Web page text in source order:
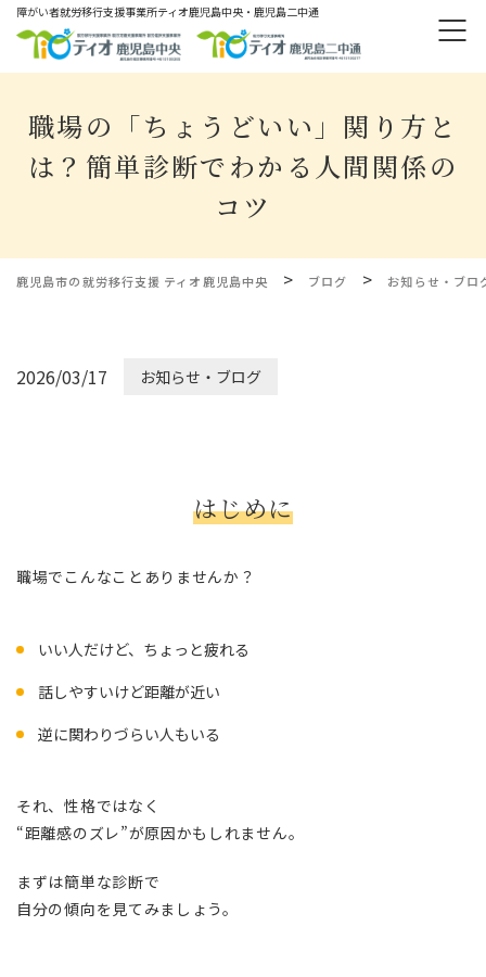
障がい者就労移⾏⽀援事業所ティオ⿅児島中央・鹿児島二中通
職場の「ちょうどいい」関り方と
は？簡単診断でわかる人間関係の
コツ
鹿児島市の就労移行支援 ティオ鹿児島中央 > ブログ > お知らせ・ブロ
2026/03/17 お知らせ・ブログ
はじめに
職場でこんなことありませんか？
いい人だけど、ちょっと疲れる
話しやすいけど距離が近い
逆に関わりづらい人もいる
それ、性格ではなく
“距離感のズレ”が原因かもしれません。
まずは簡単な診断で
自分の傾向を見てみましょう。